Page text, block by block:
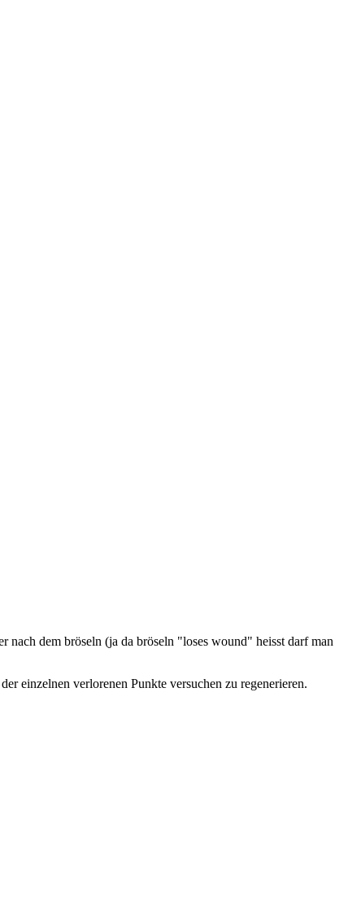
nach dem bröseln (ja da bröseln "loses wound" heisst darf man
einzelnen verlorenen Punkte versuchen zu regenerieren.